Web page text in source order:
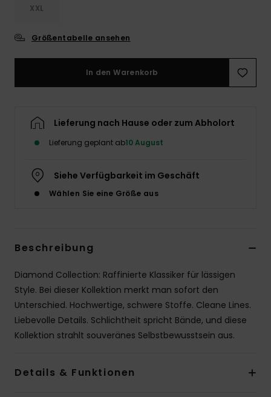
XXL
Größentabelle ansehen
In den Warenkorb
Lieferung nach Hause oder zum Abholort
Lieferung geplant ab10 August
Siehe Verfügbarkeit im Geschäft
Wählen Sie eine Größe aus
Beschreibung
Diamond Collection: Raffinierte Klassiker für lässigen
Style. Bei dieser Kollektion merkt man sofort den
Unterschied. Hochwertige, schwere Stoffe. Cleane Lines.
Liebevolle Details. Schlichtheit spricht Bände, und diese
Kollektion strahlt souveränes Selbstbewusstsein aus.
Details & Funktionen